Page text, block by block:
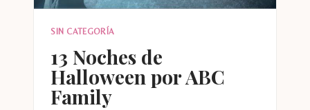
SIN CATEGORÍA
13 Noches de
Halloween por ABC
Family